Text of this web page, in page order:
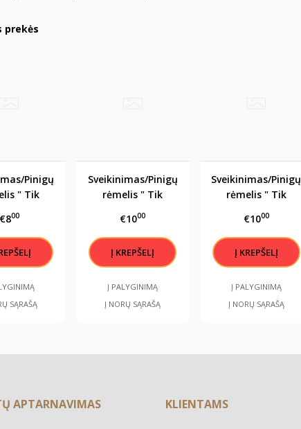
prekės
Pinigų
" Tik
€800
SĄRAŠĄ
Sveikinimas/Pinigų
rėmelis " Tik
rugsėjį"
€1000
Į PALYGINIMĄ
Į NORŲ SĄRAŠĄ
Sveikinimas/Pinigų
rėmelis " Tik
spalį"
€1000
Į PALYGINIMĄ
Į NORŲ SĄRAŠĄ
APTARNAVIMAS KLIENTAMS